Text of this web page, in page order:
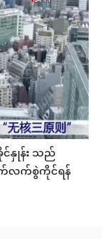
င်နှုန်း သည်
က်လက်စွဲကိုင်ရန်